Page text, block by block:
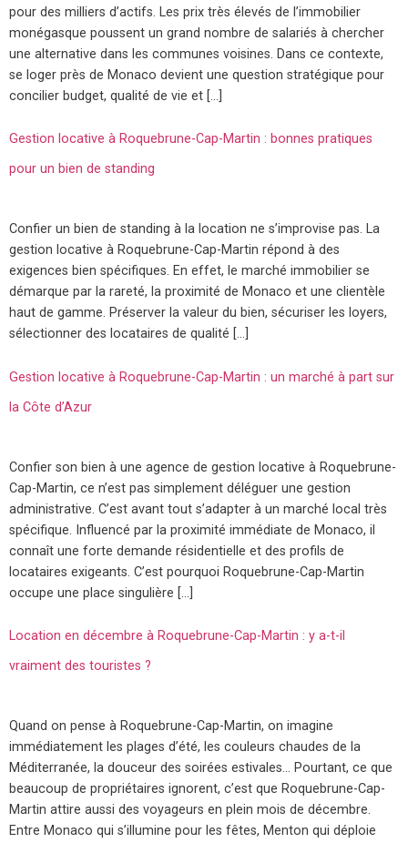
pour des milliers d’actifs. Les prix très élevés de l’immobilier
monégasque poussent un grand nombre de salariés à chercher
une alternative dans les communes voisines. Dans ce contexte,
se loger près de Monaco devient une question stratégique pour
concilier budget, qualité de vie et […]
Gestion locative à Roquebrune-Cap-Martin : bonnes pratiques
pour un bien de standing
Confier un bien de standing à la location ne s’improvise pas. La
gestion locative à Roquebrune-Cap-Martin répond à des
exigences bien spécifiques. En effet, le marché immobilier se
démarque par la rareté, la proximité de Monaco et une clientèle
haut de gamme. Préserver la valeur du bien, sécuriser les loyers,
sélectionner des locataires de qualité […]
Gestion locative à Roquebrune-Cap-Martin : un marché à part sur
la Côte d’Azur
Confier son bien à une agence de gestion locative à Roquebrune-
Cap-Martin, ce n’est pas simplement déléguer une gestion
administrative. C’est avant tout s’adapter à un marché local très
spécifique. Influencé par la proximité immédiate de Monaco, il
connaît une forte demande résidentielle et des profils de
locataires exigeants. C’est pourquoi Roquebrune-Cap-Martin
occupe une place singulière […]
Location en décembre à Roquebrune-Cap-Martin : y a-t-il
vraiment des touristes ?
Quand on pense à Roquebrune-Cap-Martin, on imagine
immédiatement les plages d’été, les couleurs chaudes de la
Méditerranée, la douceur des soirées estivales… Pourtant, ce que
beaucoup de propriétaires ignorent, c’est que Roquebrune-Cap-
Martin attire aussi des voyageurs en plein mois de décembre.
Entre Monaco qui s’illumine pour les fêtes, Menton qui déploie